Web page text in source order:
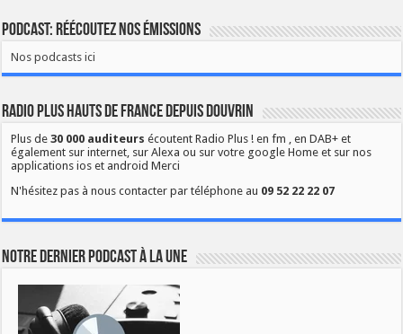
Podcast: Réécoutez nos émissions
Nos podcasts ici
Radio Plus Hauts de France depuis Douvrin
Plus de30 000 auditeurs écoutent Radio Plus ! en fm , en DAB+ et
également sur internet, sur Alexa ou sur votre google Home et sur nos
applications ios et android Merci
N'hésitez pas à nous contacter par téléphone au 09 52 22 22 07
Notre dernier podcast à la une